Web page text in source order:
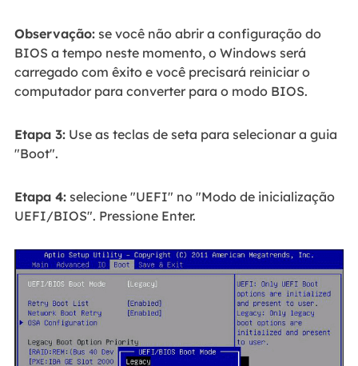
Observação:se você não abrir a configuração do
BIOS a tempo neste momento, o Windows será
carregado com êxito e você precisará reiniciar o
computador para converter para o modo BIOS.
Etapa 3:Use as teclas de seta para selecionar a guia
"Boot".
Etapa 4:selecione "UEFI" no "Modo de inicialização
UEFI/BIOS". Pressione Enter.